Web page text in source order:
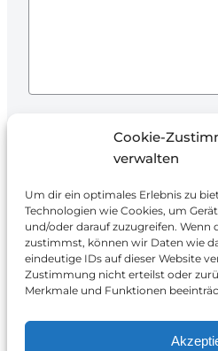
Cookie-
verwalten
Um dir ein optimales Erlebnis zu
Technologien wie Cookies, um
und/oder darauf zuzugreifen. Wenn
zustimmst, können wir Daten wie
eindeutige IDs auf dieser Website
Zustimmung nicht erteilst oder
Merkmale und Funktionen
Ich stimme der
zur Beantwortung der
Smart Energy Solutions